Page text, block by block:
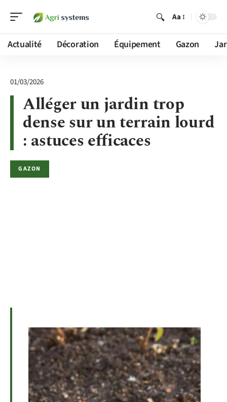
Aa
Actualité Décoration Équipement Gazon
01/03/2026
Alléger un jardin trop
dense sur un terrain lourd
: astuces efficaces
GAZON